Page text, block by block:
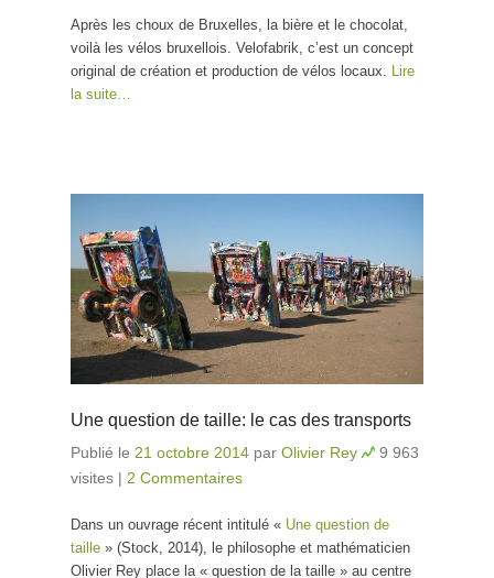
Après les choux de Bruxelles, la bière et le chocolat,
voilà les vélos bruxellois. Velofabrik, c’est un concept
original de création et production de vélos locaux. Lire
la suite…
Une question de taille: le cas des transports
Publié le 21 octobre 2014 par Olivier Rey
9 963
visites | 2 Commentaires
Dans un ouvrage récent intitulé « Une question de
taille » (Stock, 2014), le philosophe et mathématicien
Olivier Rey place la « question de la taille » au centre